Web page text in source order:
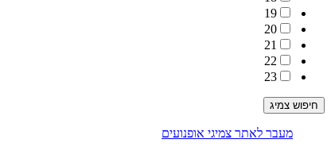
19
20
21
22
23
מעבר לאתר צמיגי אופנועים